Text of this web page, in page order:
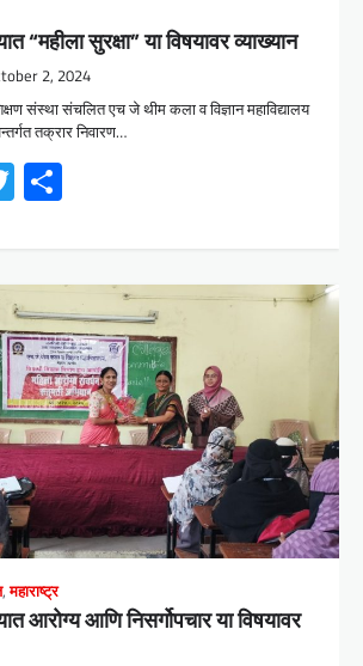
“महीला सुरक्षा” या विषयावर व्याख्यान
2, 2024
संस्था संचलित एच जे थीम कला व विज्ञान महाविद्यालय
तक्रार निवारण…
Twitter
,महाराष्ट्र
आरोग्य आणि निसर्गोपचार या विषयावर